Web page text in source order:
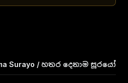
Surayo / හතර දෙනාම සූරයෝ